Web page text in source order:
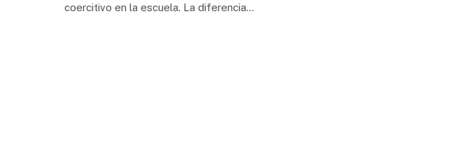
coercitivo en la escuela. La diferencia…